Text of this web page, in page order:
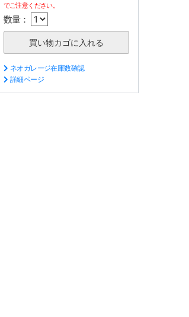
でご注意ください。
数量：
ネオガレージ在庫数確認
詳細ページ